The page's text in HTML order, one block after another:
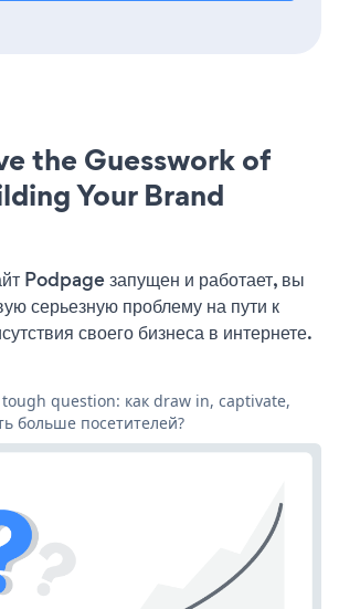
the Guesswork of
Your Brand
Podpage запущен и работает, вы
серьезную проблему на пути к
своего бизнеса в интернете.
question: как draw in, captivate,
больше посетителей?